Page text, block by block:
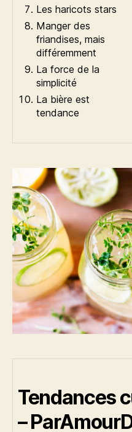
Les haricots stars
Manger des
friandises, mais
différemment
La force de la
simplicité
La bière est
tendance
Tendances
–